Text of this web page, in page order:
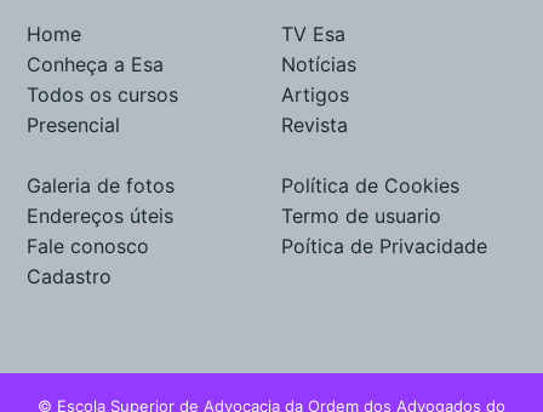
Home
Conheça a Esa
Todos os cursos
Presencial
TV Esa
Notícias
Artigos
Revista
Galeria de fotos
Endereços úteis
Fale conosco
Cadastro
Política de Cookies
Termo de usuario
Poítica de Privacidade
© Escola Superior de Advocacia da Ordem dos Advogados do